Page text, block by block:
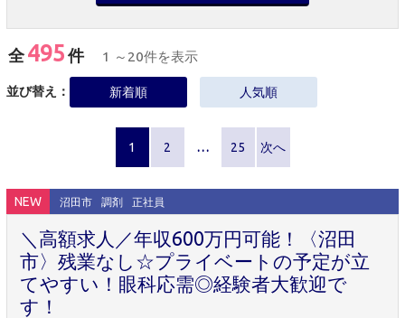
全495 件 1 ～20件を表示
並び替え： 新着順 人気順
1 2 … 25 次へ
NEW 沼田市 調剤 正社員
＼高額求人／年収600万円可能！〈沼田
市〉残業なし☆プライベートの予定が立
てやすい！眼科応需◎経験者大歓迎で
す！